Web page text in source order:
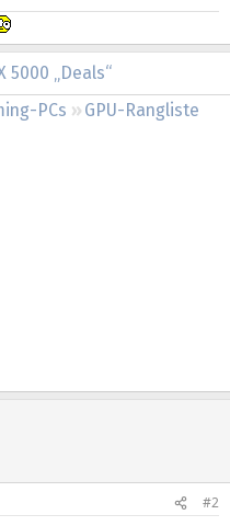
5000 „Deals“
PCs
GPU-Rangliste
#2